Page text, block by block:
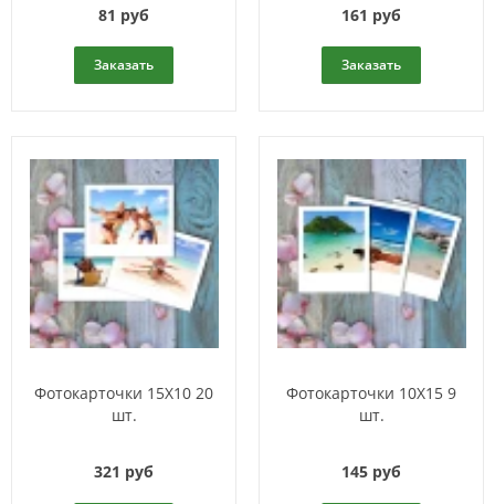
81 руб
Заказать
161 руб
Заказать
Фотокарточки 15Х10 20
шт.
321 руб
Фотокарточки 10Х15 9
шт.
145 руб